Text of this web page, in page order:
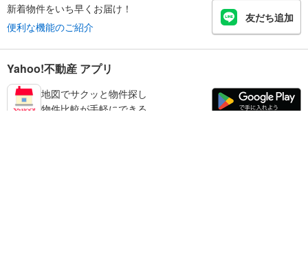
新着物件をいち早くお届け！
便利な機能のご紹介
友だち追加
Yahoo!不動産 アプリ
地図でサクッと物件探し
物件比較が手軽にできる